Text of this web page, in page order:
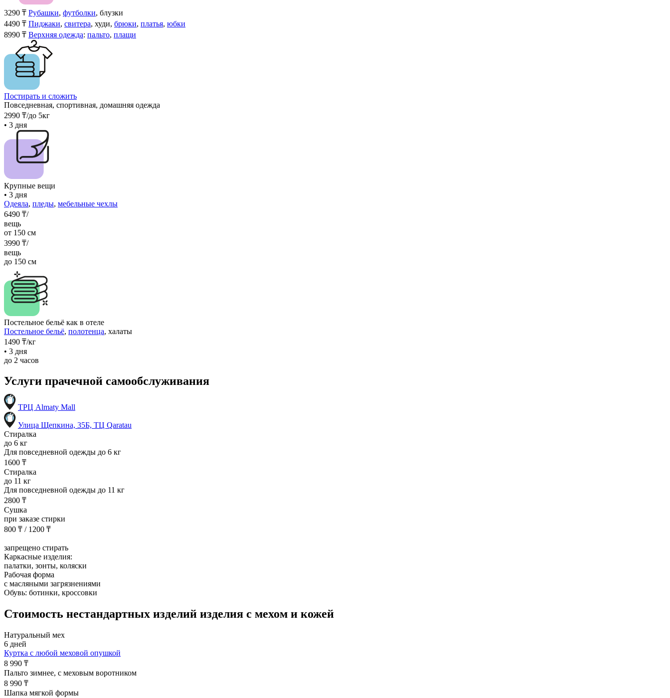
3290 ₸ Рубашки, футболки, блузки
4490 ₸ Пиджаки, свитера, худи, брюки, платья, юбки
8990 ₸ Верхняя одежда: пальто, плащи
Постирать и сложить
Повседневная, спортивная, домашняя одежда
2990 ₸/до 5кг
• 3 дня
Крупные вещи
• 3 дня
Одеяла, пледы, мебельные чехлы
6490 ₸/
вещь
от 150 см
3990 ₸/
вещь
до 150 см
Постельное бельё как в отеле
Постельное бельё, полотенца, халаты
1490 ₸/кг
• 3 дня
до 2 часов
Услуги прачечной самообслуживания
ТРЦ Almaty Mall
Улица Щепкина, 35Б, ТЦ Qaratau
Стиралка
до 6 кг
Для повседневной одежды до 6 кг
1600 ₸
Стиралка
до 11 кг
Для повседневной одежды до 11 кг
2800 ₸
Сушка
при заказе стирки
800 ₸ / 1200 ₸
запрещено стирать
Каркасные изделия:
палатки, зонты, коляски
Рабочая форма
с масляными загрязнениями
Обувь: ботинки, кроссовки
Стоимость нестандартных изделий изделия с мехом и кожей
Натуральный мех
6 дней
Куртка с любой меховой опушкой
8 990 ₸
Пальто зимнее, с меховым воротником
8 990 ₸
Шапка мягкой формы